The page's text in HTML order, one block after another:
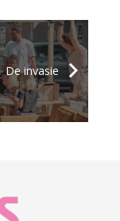
De invasie